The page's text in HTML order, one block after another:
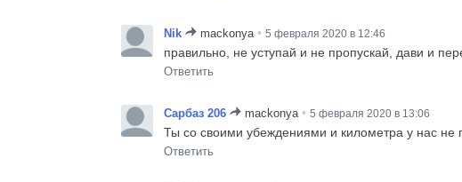
Nik mackonya • 5 февраля 2020 в 12:46
правильно, не уступай и не пропускай, дави и
Ответить
Сарбаз 206 mackonya • 5 февраля 2020 в 13:06
Ты со своими убеждениями и километра у нас не
Ответить